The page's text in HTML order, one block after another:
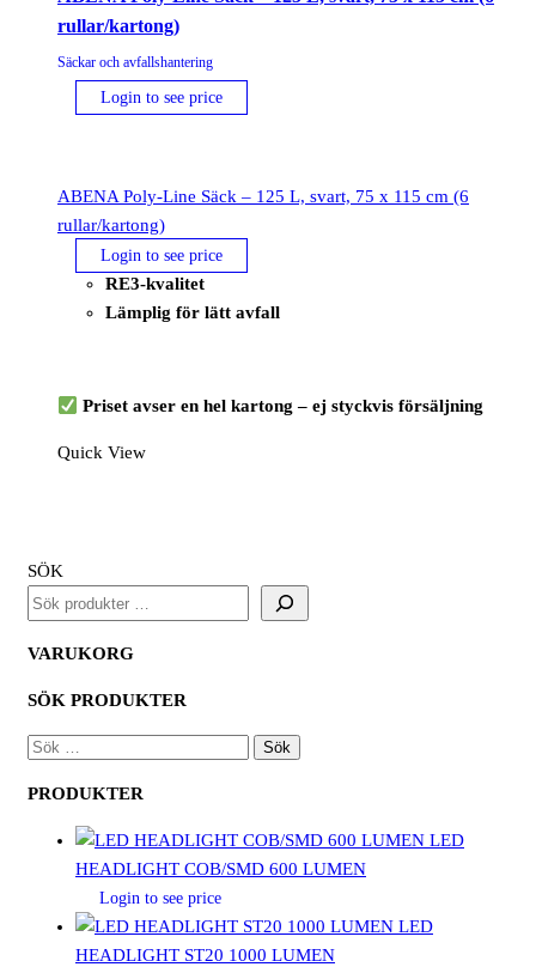
rullar/kartong)
Säckar och avfallshantering
Login to see price
ABENA Poly-Line Säck – 125 L, svart, 75 x 115 cm (6
rullar/kartong)
Login to see price
RE3-kvalitet
Lämplig för lätt avfall
Priset avser en hel kartong – ej styckvis försäljning
Quick View
SÖK
VARUKORG
SÖK PRODUKTER
SÖK
PRODUKTER
LED
HEADLIGHT COB/SMD 600 LUMEN
Login to see price
LED
HEADLIGHT ST20 1000 LUMEN